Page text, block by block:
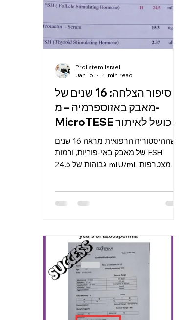
סיפור ההצלחה המלא. Slug:
סיפור הצלחה: 16 שנים של
מאבק באזוספרמיה – מ-
MicroTESE כושל לאיתור
תאי זרע והפריה מוצלחת
כשההיסטוריה הרפואית מראה 16 שנים
של מאבק באי-פוריות, ורמות FSH
גבוהות של 24.5 mIU/mL מצטרפות
ראשונה מסתיימת ללא איתור תאי זרע,
הדברים יכולים להשתנות. זהו דיווח
מקרה מרגש שהגיע אלינו, ואנחנו שמחים
לשתף אותו עם קהילת הקוראים שלנו –
כעדות לכך שגם מקרים מורכבים יכולים
להגיע לתוצאות מפתיעות. 📋 פרטי
המקרה המדווח משך ההתמודדות עם
אי-פוריות: 16 שנים רמת FSH: 2
Prolistem Israel
Jan 15
4 min read